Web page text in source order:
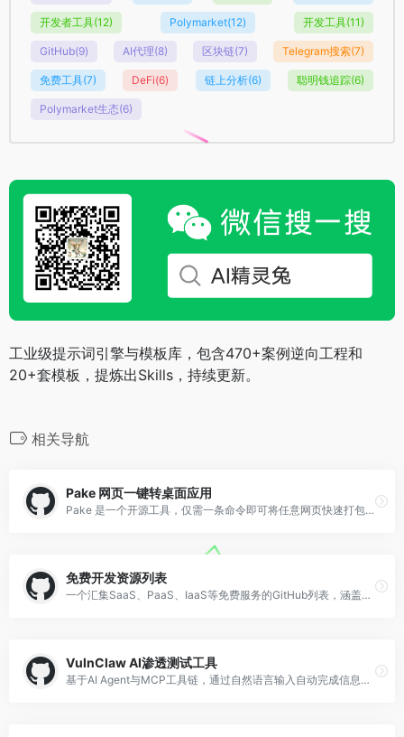
开发者工具(12) Polymarket(12) 开发工具(11)
GitHub(9) AI代理(8) 区块链(7) Telegram搜索(7)
免费工具(7) DeFi(6) 链上分析(6) 聪明钱追踪(6)
Polymarket生态(6)
工业级提示词引擎与模板库，包含470+案例逆向工程和
20+套模板，提炼出Skills，持续更新。
相关导航
Pake 网页一键转桌面应用
Pake 是一个开源工具，仅需一条命令即可将任意网页快速打包成桌面应用，支持 macOS、Windows 和 Linux 系统，内置丰富配置选项。
免费开发资源列表
一个汇集SaaS、PaaS、IaaS等免费服务的GitHub列表，涵盖DevOps和开发者常用的各种免费层级，持续更新。
VulnClaw AI渗透测试工具
基于AI Agent与MCP工具链，通过自然语言输入自动完成信息收集、漏洞发现、利用及报告生成全流程的渗透测试框架。